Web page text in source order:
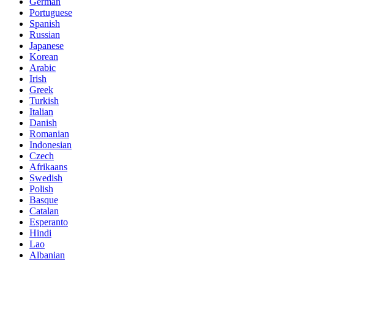
Portuguese
Spanish
Russian
Japanese
Korean
Arabic
Irish
Greek
Turkish
Italian
Danish
Romanian
Indonesian
Czech
Afrikaans
Swedish
Polish
Basque
Catalan
Esperanto
Hindi
Lao
Albanian